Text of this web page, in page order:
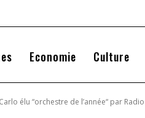
Economie Culture
élu “orchestre de l’année“ par